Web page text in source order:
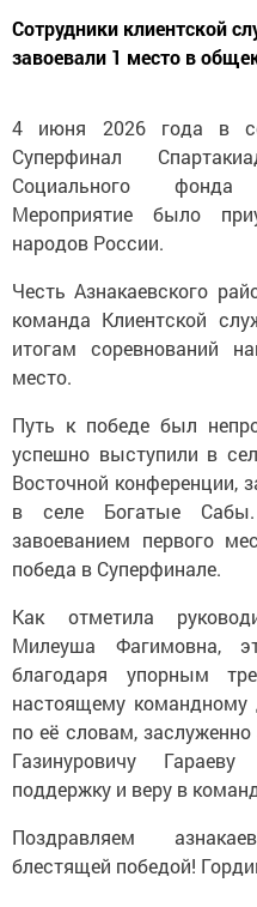
Сотрудники клиентской
завоевали 1 место в
4 июня 2026 года в
Суперфинал
Социального фонда
Мероприятие было
народов России.
Честь Азнакаевского
команда Клиентской
итогам соревнований
место.
Путь к победе был
успешно выступили в
Восточной конференции,
в селе Богатые
завоеванием первого
победа в Суперфинале.
Как отметила
Милеуша Фагимовна,
благодаря упорным
настоящему командному
по её словам,
Газинуровичу
поддержку и веру в
Поздравляем
блестящей победой!